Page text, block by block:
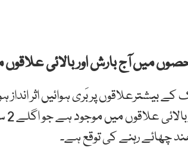
میں آج بارش اور بالائی علاقوں
پر بَری ہوائیں اثر انداز
چھائے رہنے کی توقع ہے۔